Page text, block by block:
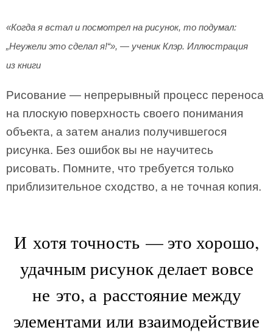
«Когда я встал и посмотрел на рисунок, то подумал:
„Неужели это сделал я!“», — ученик Клэр. Иллюстрация
из книги
Рисование — непрерывный процесс переноса
на плоскую поверхность своего понимания
объекта, а затем анализ получившегося
рисунка. Без ошибок вы не научитесь
рисовать. Помните, что требуется только
приблизительное сходство, а не точная копия.
И хотя точность — это хорошо,
удачным рисунок делает вовсе
не это, а расстояние между
элементами или взаимодействие